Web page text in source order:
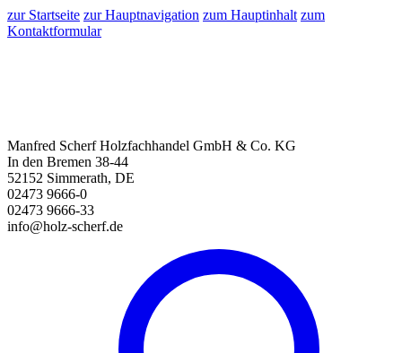
zur Startseite zur Hauptnavigation zum Hauptinhalt zum
Kontaktformular
Manfred Scherf Holzfachhandel GmbH & Co. KG
In den Bremen 38-44
52152 Simmerath, DE
02473 9666-0
02473 9666-33
info@holz-scherf.de